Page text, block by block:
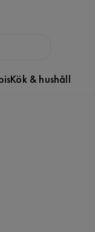
Kök & hushåll